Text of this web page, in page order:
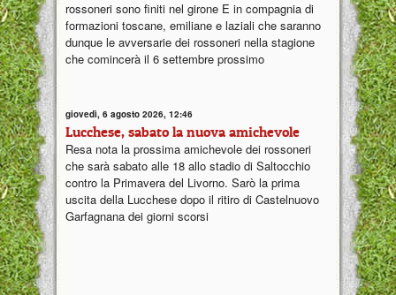
rossoneri sono finiti nel girone E in compagnia di
formazioni toscane, emiliane e laziali che saranno
dunque le avversarie dei rossoneri nella stagione
che comincerà il 6 settembre prossimo
giovedì, 6 agosto 2026, 12:46
Lucchese, sabato la nuova amichevole
Resa nota la prossima amichevole dei rossoneri
che sarà sabato alle 18 allo stadio di Saltocchio
contro la Primavera del Livorno. Sarò la prima
uscita della Lucchese dopo il ritiro di Castelnuovo
Garfagnana dei giorni scorsi